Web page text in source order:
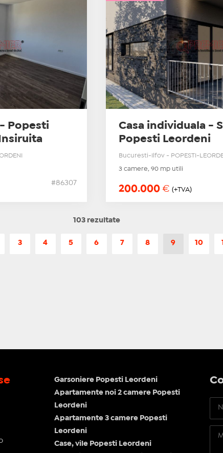
Popesti
#86307
Casa individuala -
Popesti Leordeni
Bucuresti-Ilfov - POPESTI-
3 camere, 90 mp utili
200.000€ (+TVA)
103 rezultate
3 4 5 6 7 8 9 10
Garsoniere Popesti Leordeni
Apartamente noi 2 camere Popesti
Leordeni
Apartamente 3 camere Popesti
Leordeni
Case, vile Popesti Leordeni